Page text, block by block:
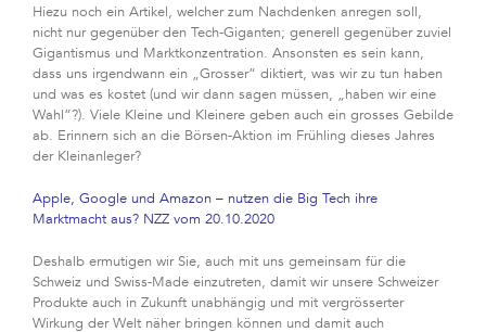
Hiezu noch ein Artikel, welcher zum Nachdenken anregen soll,
nicht nur gegenüber den Tech-Giganten; generell gegenüber zuviel
Gigantismus und Marktkonzentration. Ansonsten es sein kann,
dass uns irgendwann ein „Grosser“ diktiert, was wir zu tun haben
und was es kostet (und wir dann sagen müssen, „haben wir eine
Wahl“?). Viele Kleine und Kleinere geben auch ein grosses Gebilde
ab. Erinnern sich an die Börsen-Aktion im Frühling dieses Jahres
der Kleinanleger?
Apple, Google und Amazon – nutzen die Big Tech ihre
Marktmacht aus? NZZ vom 20.10.2020
Deshalb ermutigen wir Sie, auch mit uns gemeinsam für die
Schweiz und Swiss-Made einzutreten, damit wir unsere Schweizer
Produkte auch in Zukunft unabhängig und mit vergrösserter
Wirkung der Welt näher bringen können und damit auch